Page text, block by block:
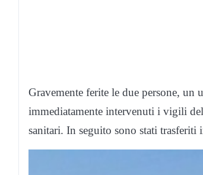
Gravemente ferite le due persone, un
immediatamente intervenuti i vigili
sanitari. In seguito sono stati trasferiti